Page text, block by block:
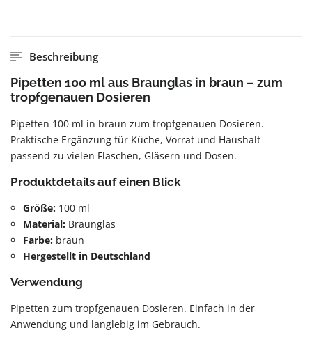
Beschreibung
Pipetten 100 ml aus Braunglas in braun – zum
tropfgenauen Dosieren
Pipetten 100 ml in braun zum tropfgenauen Dosieren.
Praktische Ergänzung für Küche, Vorrat und Haushalt –
passend zu vielen Flaschen, Gläsern und Dosen.
Produktdetails auf einen Blick
Größe: 100 ml
Material: Braunglas
Farbe: braun
Hergestellt in Deutschland
Verwendung
Pipetten zum tropfgenauen Dosieren. Einfach in der
Anwendung und langlebig im Gebrauch.